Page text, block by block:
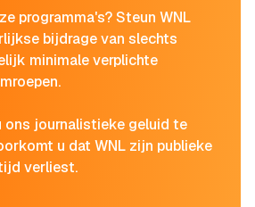
programma's? Steun WNL
bijdrage van slechts
minimale verplichte
ons journalistieke geluid te
u dat WNL zijn publieke
verliest.